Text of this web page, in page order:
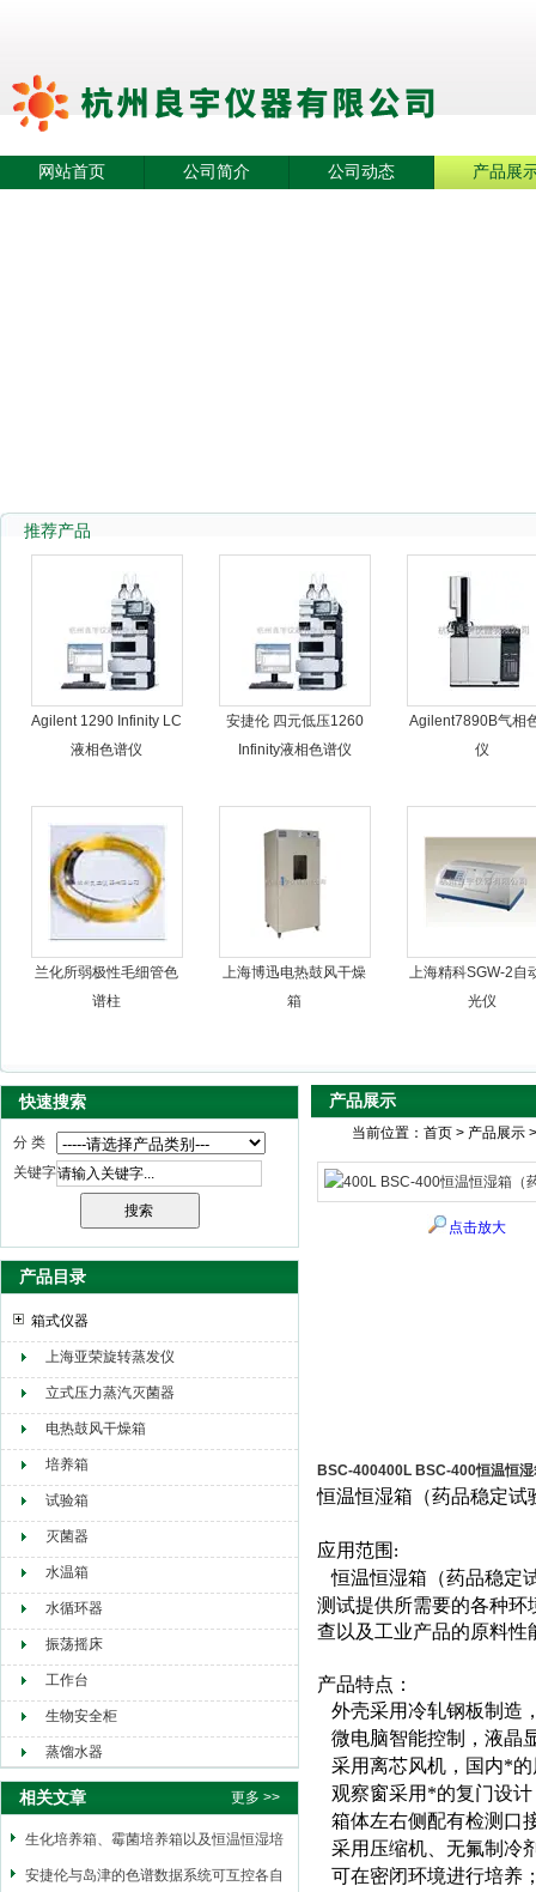
杭州良宇仪器有限公司
网站首页 公司简介 公司动态 产品展
推荐产品
Agilent 1290 Infinity LC
液相色谱仪
安捷伦 四元低压1260
Infinity液相色谱仪
Agilent7890B气相
仪
兰化所弱极性毛细管色
谱柱
上海博迅电热鼓风干燥
箱
上海精科SGW-2自
光仪
快速搜索
分 类
关键字
产品目录
箱式仪器
上海亚荣旋转蒸发仪
立式压力蒸汽灭菌器
电热鼓风干燥箱
培养箱
试验箱
灭菌器
水温箱
水循环器
振荡摇床
工作台
生物安全柜
蒸馏水器
相关文章 更多 >>
生化培养箱、霉菌培养箱以及恒温恒湿培
养箱三者区别
安捷伦与岛津的色谱数据系统可互控各自
产品展示
当前位置： 首页 > 产品展示
点击放大
BSC-400400L BSC-400恒温恒
恒温恒湿箱（药品稳定试
应用范围 :
恒温恒湿箱（药品稳定
测试提供所需要的各种环
查以及工业产品的原料性
产品特点：
外壳采用冷轧钢板制造
微电脑智能控制，液晶
采用离芯风机，国内*
观察窗采用*的复门设
箱体左右侧配有检测口
采用压缩机、无氟制冷
可在密闭环境进行培养